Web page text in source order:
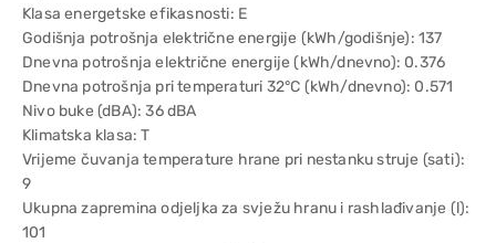
Klasa energetske efikasnosti: E
Godišnja potrošnja električne energije (kWh/godišnje): 137
Dnevna potrošnja električne energije (kWh/dnevno): 0.376
Dnevna potrošnja pri temperaturi 32°C (kWh/dnevno): 0.571
Nivo buke (dBA): 36 dBA
Klimatska klasa: T
Vrijeme čuvanja temperature hrane pri nestanku struje (sati):
9
Ukupna zapremina odjeljka za svježu hranu i rashlađivanje (l):
101